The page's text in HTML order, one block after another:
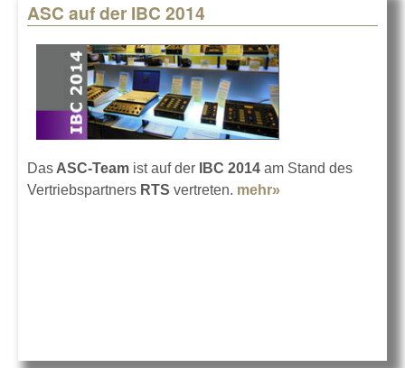
ASC auf der IBC 2014
Das ASC-Team ist auf der IBC 2014 am Stand des
Vertriebspartners RTS vertreten. mehr»